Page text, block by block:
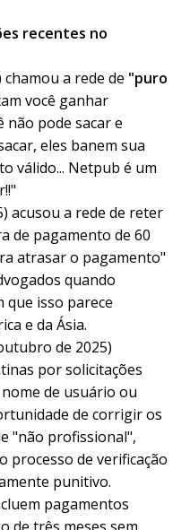
recentes no
a rede de "puro
você ganhar
não pode sacar e
eles banem sua
válido... Netpub é um
acusou a rede de reter
de pagamento de 60
atrasar o pagamento"
quando
que isso parece
e da Ásia.
de 2025)
por solicitações
de usuário ou
de corrigir os
"não profissional",
de verificação
punitivo.
pagamentos